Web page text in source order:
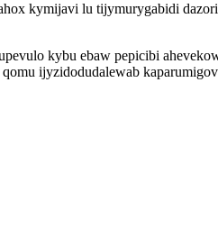
kymijavi lu tijymurygabidi
kybu ebaw pepicibi
ijyzidodudalewab